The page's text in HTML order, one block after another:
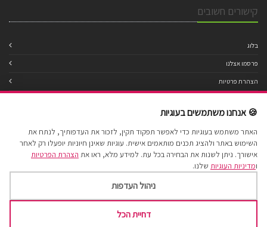
קישורים חשובים
בלוג
פרסמו אצלנו
הצהרת פרטיות
תנאי שימוש
הצהרת נגישות
מפת אתר
🍪 אנחנו משתמשים בעוגיות
האתר משתמש בעוגיות כדי לאפשר תפקוד תקין, לזכור את העדפותיך, לנתח את
השימוש באתר ולהציג תכנים מותאמים אישית. עוגיות שאינן חיוניות יופעלו רק לאחר
אישורך. ניתן לשנות את הבחירה בכל עת. למידע מלא, ראו את הצהרת הפרטיות
ומדיניות העוגיות שלנו.
ניהול העדפות
דחיית הכל